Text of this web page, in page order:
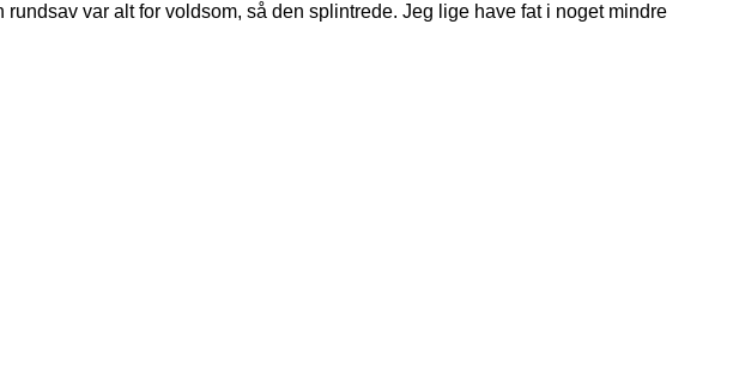
var alt for voldsom, så den splintrede. Jeg lige have fat i noget mindre